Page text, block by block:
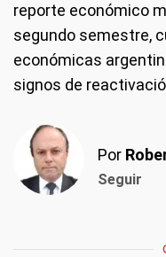
reporte económico
segundo semestre,
económicas
signos de
Por
Seguir